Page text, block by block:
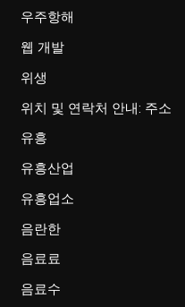
우주항해
웹 개발
위생
위치 및 연락처 안내: 주소
유흥
유흥산업
유흥업소
음란한
음료료
음료수